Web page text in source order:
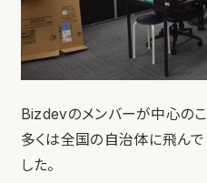
Bizdevのメンバーが中心のこ
多くは全国の自治体に飛んで
した。